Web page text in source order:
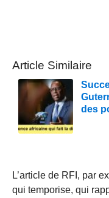
Article Similaire
des
L’article de RFI, par
qui temporise, qui